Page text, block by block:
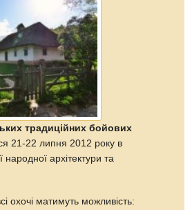
традиційних бойових
21-22 липня 2012 року в
архітектури та
охочі матимуть можливість: